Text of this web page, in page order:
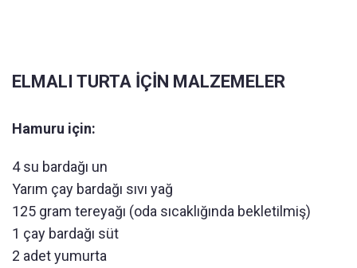
ELMALI TURTA İÇİN MALZEMELER
Hamuru için:
4 su bardağı un
Yarım çay bardağı sıvı yağ
125 gram tereyağı (oda sıcaklığında bekletilmiş)
1 çay bardağı süt
2 adet yumurta